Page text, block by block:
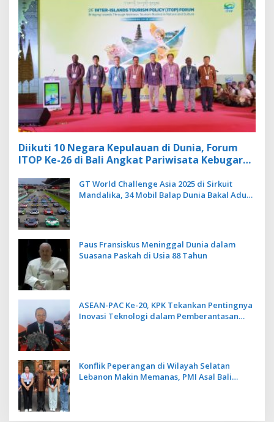
Diikuti 10 Negara Kepulauan di Dunia, Forum
ITOP Ke-26 di Bali Angkat Pariwisata Kebugaran
GT World Challenge Asia 2025 di Sirkuit
Mandalika, 34 Mobil Balap Dunia Bakal Adu
Paus Fransiskus Meninggal Dunia dalam
Suasana Paskah di Usia 88 Tahun
ASEAN-PAC Ke-20, KPK Tekankan Pentingnya
Inovasi Teknologi dalam Pemberantasan
Konflik Peperangan di Wilayah Selatan
Lebanon Makin Memanas, PMI Asal Bali